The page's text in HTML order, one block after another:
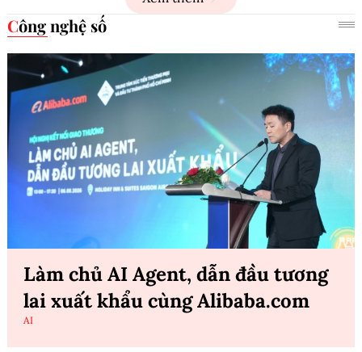
Công nghệ số
Làm chủ AI Agent, dẫn đầu tương
lai xuất khẩu cùng Alibaba.com
AI